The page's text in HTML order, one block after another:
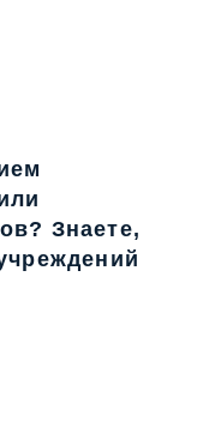
Знаете,